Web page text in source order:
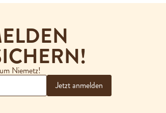
Niemetz!